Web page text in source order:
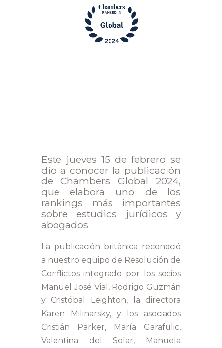
Este jueves 15 de febrero se
dio a conocer la publicación
de Chambers Global 2024,
que elabora uno de los
rankings más importantes
sobre estudios jurídicos y
abogados
La publicación británica reconoció
a nuestro equipo de Resolución de
Conflictos integrado por los socios
Manuel José Vial, Rodrigo Guzmán
y Cristóbal Leighton, la directora
Karen Milinarsky, y los asociados
Cristián Parker, María Garafulic,
Valentina del Solar, Manuela